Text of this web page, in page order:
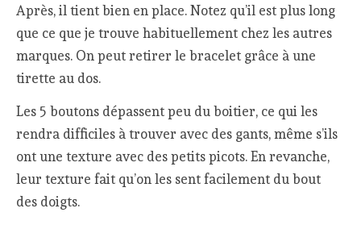
Après, il tient bien en place. Notez qu’il est plus long
que ce que je trouve habituellement chez les autres
marques. On peut retirer le bracelet grâce à une
tirette au dos.
Les 5 boutons dépassent peu du boitier, ce qui les
rendra difficiles à trouver avec des gants, même s’ils
ont une texture avec des petits picots. En revanche,
leur texture fait qu’on les sent facilement du bout
des doigts.